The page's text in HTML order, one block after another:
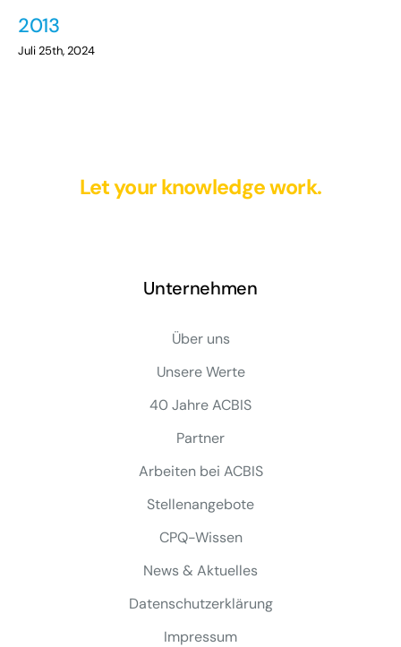
2013
Juli 25th, 2024
Let your knowledge work.
Unternehmen
Über uns
Unsere Werte
40 Jahre ACBIS
Partner
Arbeiten bei ACBIS
Stellenangebote
CPQ-Wissen
News & Aktuelles
Datenschutzerklärung
Impressum